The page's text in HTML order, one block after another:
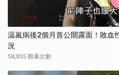
温嵐病後2個月首公開露面！敗
況
58,855 觀看次數